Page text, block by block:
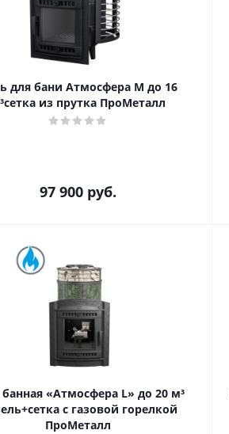
для бани Атмосфера М до 16
из прутка ПроМеталл
97 900руб.
«Атмосфера L» до 20 м³
с газовой горелкой
ПроМеталл